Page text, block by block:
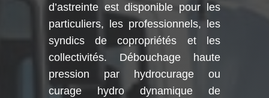
d’astreinte est disponible pour les
particuliers, les professionnels, les
syndics de copropriétés et les
collectivités. Débouchage haute
pression par hydrocurage ou
curage hydro dynamique de